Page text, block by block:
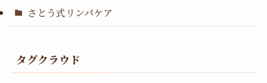
さとう式リンパケア
タグクラウド